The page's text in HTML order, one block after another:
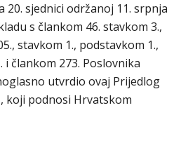
20. sjednici održanoj 11. srpnja
s člankom 46. stavkom 3.,
stavkom 1., podstavkom 1.,
i člankom 273. Poslovnika
utvrdio ovaj Prijedlog
koji podnosi Hrvatskom